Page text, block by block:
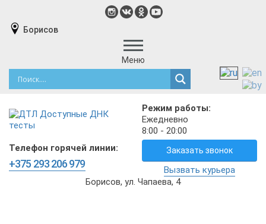
Борисов
Меню
Режим работы:
Ежедневно
8:00 - 20:00
Телефон горячей линии:
+375 293 206 979
Заказать звонок
Вызвать курьера
Борисов, ул. Чапаева, 4